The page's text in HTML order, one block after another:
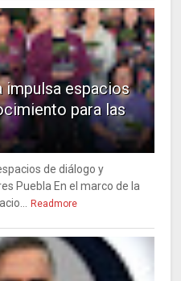
impulsa espacios
para las
de diálogo y
Puebla En el marco de la
Readmore